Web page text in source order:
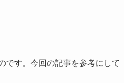
です。今回の記事を参考にして